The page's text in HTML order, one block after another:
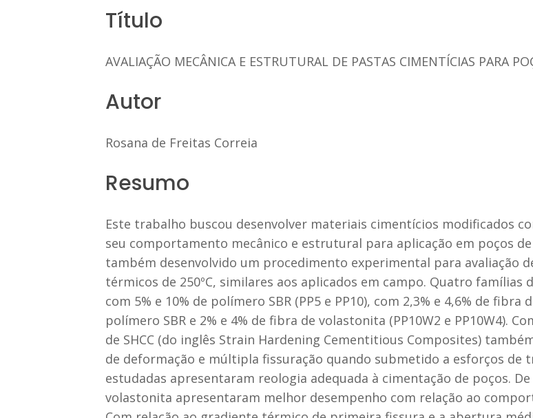
Título
AVALIAÇÃO MECÂNICA E ESTRUTURAL DE PASTAS CIMENTÍCIAS PARA
Autor
Rosana de Freitas Correia
Resumo
Este trabalho buscou desenvolver materiais cimentícios modificados
seu comportamento mecânico e estrutural para aplicação em poços
também desenvolvido um procedimento experimental para avaliação
térmicos de 250ºC, similares aos aplicados em campo. Quatro famílias
com 5% e 10% de polímero SBR (PP5 e PP10), com 2,3% e 4,6% de fibra
polímero SBR e 2% e 4% de fibra de volastonita (PP10W2 e PP10W4).
de SHCC (do inglês Strain Hardening Cementitious Composites)
de deformação e múltipla fissuração quando submetido a esforços de
estudadas apresentaram reologia adequada à cimentação de poços.
volastonita apresentaram melhor desempenho com relação ao